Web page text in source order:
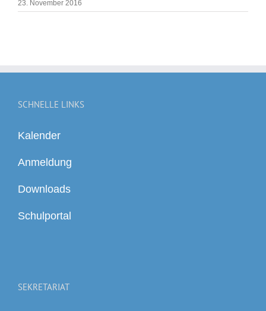
23. November 2016
SCHNELLE LINKS
Kalender
Anmeldung
Downloads
Schulportal
SEKRETARIAT